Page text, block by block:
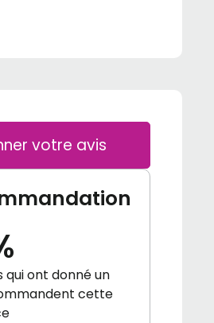
votre avis
qui ont donné un
cette